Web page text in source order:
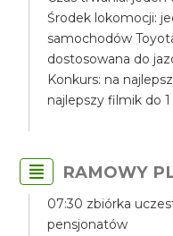
Środek lokomocji:
samochodów
dostosowana do
Konkurs: na
najlepszy filmik do
RAMOWY
07:30 zbiórka
pensjonatów